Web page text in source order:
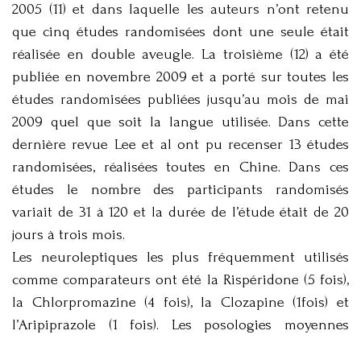
2005 (11) et dans laquelle les auteurs n’ont retenu
que cinq études randomisées dont une seule était
réalisée en double aveugle. La troisième (12) a été
publiée en novembre 2009 et a porté sur toutes les
études randomisées publiées jusqu’au mois de mai
2009 quel que soit la langue utilisée. Dans cette
dernière revue Lee et al ont pu recenser 13 études
randomisées, réalisées toutes en Chine. Dans ces
études le nombre des participants randomisés
variait de 31 à 120 et la durée de l’étude était de 20
jours à trois mois.
Les neuroleptiques les plus fréquemment utilisés
comme comparateurs ont été la Rispéridone (5 fois),
la Chlorpromazine (4 fois), la Clozapine (1fois) et
l’Aripiprazole (1 fois). Les posologies moyennes